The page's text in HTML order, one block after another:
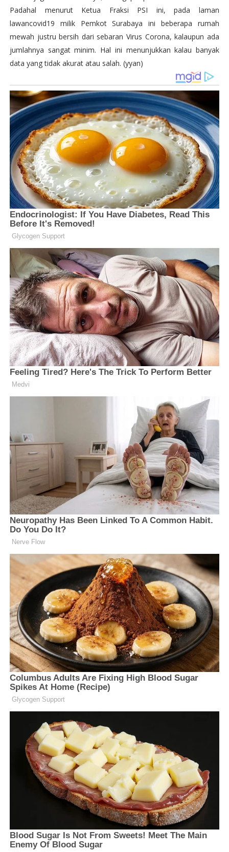
Padahal menurut Ketua Fraksi PSI ini, pada laman
lawancovid19 milik Pemkot Surabaya ini beberapa rumah
mewah justru bersih dari sebaran Virus Corona, kalaupun ada
jumlahnya sangat minim. Hal ini menunjukkan kalau banyak
data yang tidak akurat atau salah. (yyan)